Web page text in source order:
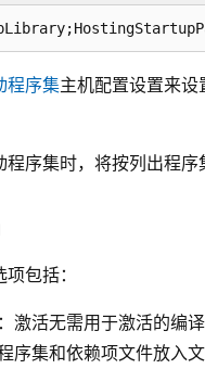
程序集主机配置设置来
程序集时，将按列出程序
包括：
：激活无需用于激活的编
序集和依赖项文件放入